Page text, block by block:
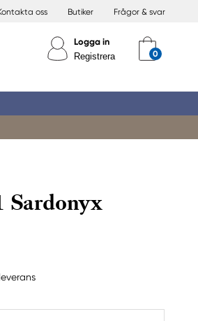
oss Butiker Frågor & svar
Logga in
Registrera
Sardonyx